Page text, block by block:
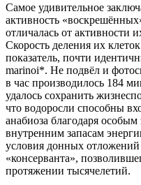
Самое удивительное
активность
отличалась от активности
Скорость деления их
показатель, почти
marinoi*. Не подвёл и
в час производилось 184
удалось сохранить
что водоросли способны
анабиоза благодаря
внутренним запасам
условия донных
«консерванта»,
протяжении тысячелетий.